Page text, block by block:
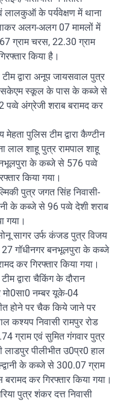
एवं लालकुऑ के पर्यवेक्षण में थाना
अलग-अलग 07 मामलों में
ग्राम चरस, 22.30 ग्राम
किया है।
द्वारा अनूप जायसवाल पुत्र
स्कूल के पास के कब्जे से
पव्वे अंग्रेजी शराब बरामद कर
मेहता पुलिस टीम द्वारा कैण्टीन
लाल शाहू पुत्र रामपाल शाहू
के कब्जे से 576 पव्वे
किया गया।
पुत्र जगत सिंह निवासी-
के कब्जे से 96 पव्वे देशी शराब
गया।
सोनू सागर उर्फ कंजड पुत्र विजय
27 गॉधीनगर बनभूलपुरा के कब्जे
कर गिरफ्तार किया गया।
द्वारा चैकिंग के दौरान
नम्बर यूके-04
होने पर चैक किये जाने पर
कश्यप निवासी रामपुर रोड
ग्राम एवं सुमित गंगवार पुत्र
लाडपुर पीलीभीत उ0प्र0 हाल
के कब्जे से 300.07 ग्राम
कर गिरफ्तार किया गया।
पुत्र शंकर दत्त निवासी